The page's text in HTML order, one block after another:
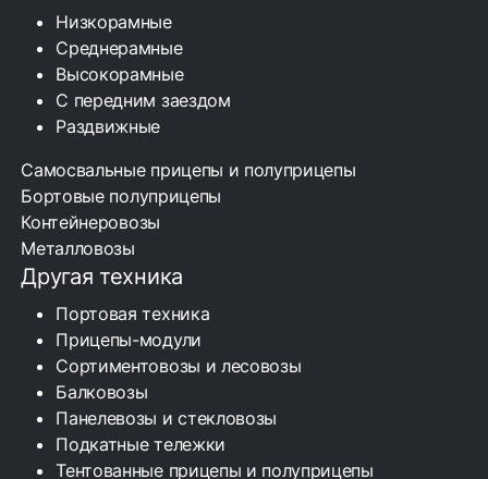
Низкорамные
Среднерамные
Высокорамные
С передним заездом
Раздвижные
Самосвальные прицепы и полуприцепы
Бортовые полуприцепы
Контейнеровозы
Металловозы
Другая техника
Портовая техника
Прицепы-модули
Сортиментовозы и лесовозы
Балковозы
Панелевозы и стекловозы
Подкатные тележки
Тентованные прицепы и полуприцепы